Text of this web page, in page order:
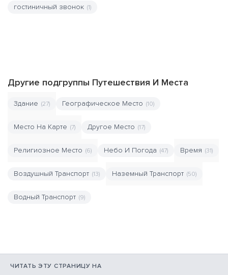
гостиничный звонок (1)
Другие подгруппы Путешествия И Места
Здание (27) Географическое Место (10)
Место На Карте (7) Другое Место (17)
Религиозное Место (6) Небо И Погода (47) Время (31)
Воздушный Транспорт (13) Наземный Транспорт (50)
Водный Транспорт (9)
ЧИТАТЬ ЭТУ СТРАНИЦУ НА